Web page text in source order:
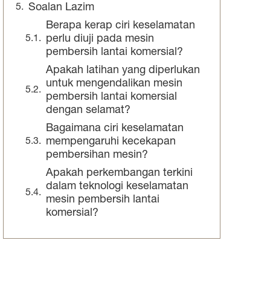
Soalan Lazim
Berapa kerap ciri keselamatan
perlu diuji pada mesin
pembersih lantai komersial?
Apakah latihan yang diperlukan
untuk mengendalikan mesin
pembersih lantai komersial
dengan selamat?
Bagaimana ciri keselamatan
mempengaruhi kecekapan
pembersihan mesin?
Apakah perkembangan terkini
dalam teknologi keselamatan
mesin pembersih lantai
komersial?